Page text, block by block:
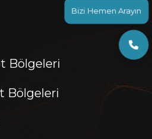
Bizi Hemen Arayın
Bölgeleri
Bölgeleri